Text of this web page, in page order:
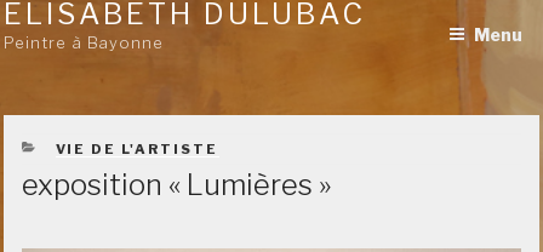
Aller
au
ELISABETH DULUBAC
Peintre à Bayonne Menu
CATÉGORIES
VIE DE L'ARTISTE
exposition « Lumières »